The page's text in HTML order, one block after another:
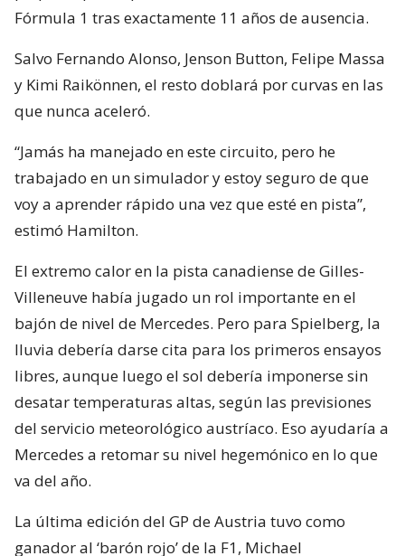
Fórmula 1 tras exactamente 11 años de ausencia.
Salvo Fernando Alonso, Jenson Button, Felipe Massa
y Kimi Raikönnen, el resto doblará por curvas en las
que nunca aceleró.
“Jamás ha manejado en este circuito, pero he
trabajado en un simulador y estoy seguro de que
voy a aprender rápido una vez que esté en pista”,
estimó Hamilton.
El extremo calor en la pista canadiense de Gilles-
Villeneuve había jugado un rol importante en el
bajón de nivel de Mercedes. Pero para Spielberg, la
lluvia debería darse cita para los primeros ensayos
libres, aunque luego el sol debería imponerse sin
desatar temperaturas altas, según las previsiones
del servicio meteorológico austríaco. Eso ayudaría a
Mercedes a retomar su nivel hegemónico en lo que
va del año.
La última edición del GP de Austria tuvo como
ganador al ‘barón rojo’ de la F1, Michael